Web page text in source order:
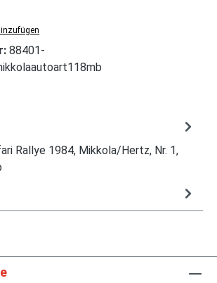
88401-
Rallye 1984, Mikkola/Hertz, Nr. 1,